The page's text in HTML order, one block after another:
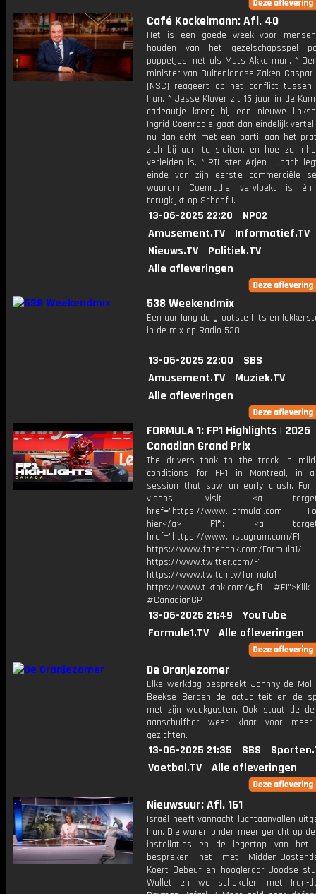
Café Kockelmann: Afl. 40
Het is een goede week voor
houden van het gezelschapsspel
poppetjes, net als Mats Akkerman. *
minister van Buitenlandse Zaken Caspar
(NSC) reageert op het conflict
Iran. * Jesse Klaver zit 15 jaar in de
cadeautje kreeg hij een nieuwe
Ingrid Coenradie gaat dan eindelijk
nu dan echt met een partij aan het
zich bij aan te sluiten, en hoe ze
verleiden is. * RTL-ster Arjen Lubach
einde van zijn eerste commerciële
waarom Coenradie vervloekt is
terugkijkt op Schoof I.
13-06-2025 22:20
NPO2
Amusement.TV
Informatief.TV
Nieuws.TV
Politiek.TV
Alle afleveringen
538 Weekendmix
Een uur lang de grootste hits en
in de mix op Radio 538!
13-06-2025 22:00
SBS
Amusement.TV
Muziek.TV
Alle afleveringen
FORMULA 1: FP1 Highlights | 2025
Canadian Grand Prix
The drivers took to the track in
conditions for FP1 in Montreal, in
session that saw an early crash. For
videos, visit <a
href="https://www.Formula1.com
hier</a> F1®: <a
href="https://www.instagram.com/F1
https://www.facebook.com/Formula1/
https://www.twitter.com/F1
https://www.twitch.tv/formula1
https://www.tiktok.com/@f1
#CanadianGP
13-06-2025 21:49
YouTube
Formule1.TV
Alle afleveringen
De Oranjezomer
Elke werkdag bespreekt Johnny de
Beekse Bergen de actualiteit en de
met zijn weekgasten. Ook staat de de
aanschuifbar weer klaar voor meer
gezichten.
13-06-2025 21:35 SBS
Voetbal.TV
Alle afleveringen
Nieuwsuur: Afl. 161
Israël heeft vannacht luchtaanvallen
Iran. Die waren onder meer gericht op
installaties en de legertop van het
bespreken het met Midden-
Koert Debeuf en hoogleraar Joodse
Wallet en we schakelen met Iran-